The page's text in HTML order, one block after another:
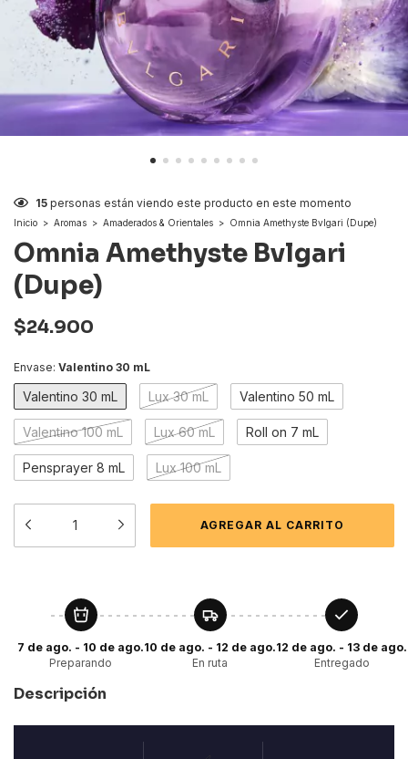
15 personas están viendo este producto en este momento
Inicio > Aromas > Amaderados & Orientales > Omnia Amethyste Bvlgari (Dupe)
Omnia Amethyste Bvlgari
(Dupe)
$24.900
Envase: Valentino 30 mL
Valentino 30 mL Lux 30 mL Valentino 50 mL
Valentino 100 mL Lux 60 mL Roll on 7 mL
Pensprayer 8 mL Lux 100 mL
7 de ago. - 10 de ago.
Preparando
10 de ago. - 12 de ago.
En ruta
12 de ago. - 13 de ago.
Entregado
Descripción